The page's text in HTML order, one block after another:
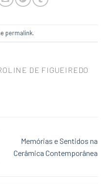
permalink.
DE FIGUEIREDO
Memórias e Sentidos na
Cerâmica Contemporânea